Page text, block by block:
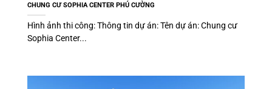
CHUNG CƯ SOPHIA CENTER PHÚ CƯỜNG
Hình ảnh thi công: Thông tin dự án: Tên dự án: Chung cư
Sophia Center...